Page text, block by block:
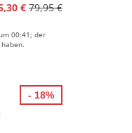
€ 79,95 €
00:41; der
- 18%